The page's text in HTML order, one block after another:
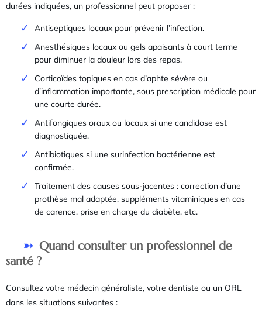
durées indiquées, un professionnel peut proposer :
Antiseptiques locaux pour prévenir l’infection.
Anesthésiques locaux ou gels apaisants à court terme
pour diminuer la douleur lors des repas.
Corticoïdes topiques en cas d’aphte sévère ou
d’inflammation importante, sous prescription médicale pour
une courte durée.
Antifongiques oraux ou locaux si une candidose est
diagnostiquée.
Antibiotiques si une surinfection bactérienne est
confirmée.
Traitement des causes sous-jacentes : correction d’une
prothèse mal adaptée, suppléments vitaminiques en cas
de carence, prise en charge du diabète, etc.
Quand consulter un professionnel de
santé ?
Consultez votre médecin généraliste, votre dentiste ou un ORL
dans les situations suivantes :